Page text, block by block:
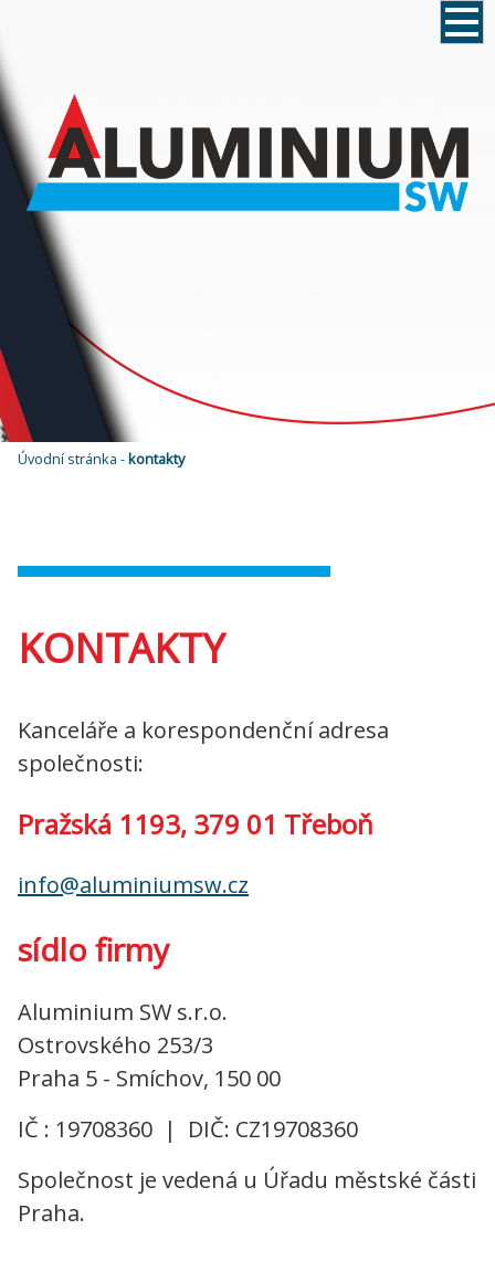
Úvodní stránka - kontakty
KONTAKTY
Kanceláře a korespondenční adresa
společnosti:
Pražská 1193, 379 01 Třeboň
info@aluminiumsw.cz
sídlo firmy
Aluminium SW s.r.o.
Ostrovského 253/3
Praha 5 - Smíchov, 150 00
IČ : 19708360 | DIČ: CZ19708360
Společnost je vedená u Úřadu městské části
Praha.